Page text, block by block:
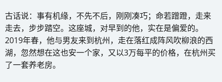
古话说：事有机缘，不先不后，刚刚凑巧；命若蹭蹬，走来
走去，步步踏空。这座城，对早到的他，实在是偏爱的。
2019年春，他与男友来到杭州，走在落红成阵风吹柳浪的西
湖，忽然想在这也安一个家，又以3万每平的价格，在杭州买
了一套养老房。